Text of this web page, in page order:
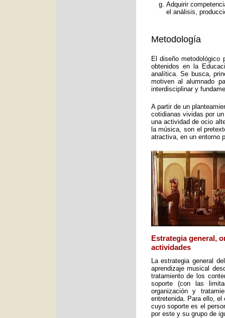
Adquirir
el análisis,
Metodología
El diseño metodológico
obtenidos en la
analítica. Se busca,
motiven al alumnado
interdisciplinar y
A partir de un
cotidianas vividas por
una actividad de ocio
la música, son el
atractiva, en un entorno
Estrategia general,
actividades
La estrategia general
aprendizaje musical
tratamiento de los
soporte (con las
organización y
entretenida. Para ello,
cuyo soporte es el
por este y su grupo de